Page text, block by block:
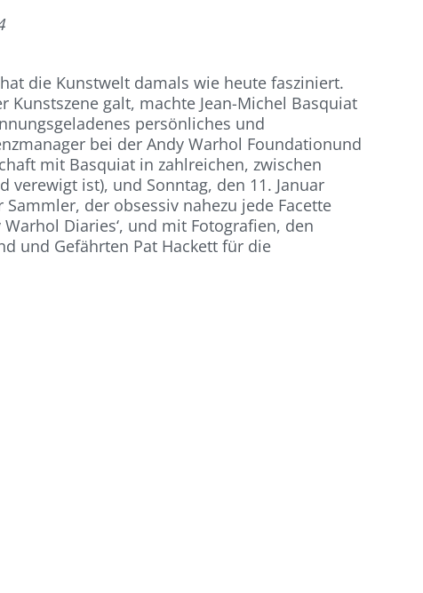
die Kunstwelt damals wie heute fasziniert.
Kunstszene galt, machte Jean-Michel Basquiat
persönliches und
bei der Andy Warhol Foundationund
mit Basquiat in zahlreichen, zwischen
ist), und Sonntag, den 11. Januar
der obsessiv nahezu jede Facette
Diaries‘, und mit Fotografien, den
und Gefährten Pat Hackett für die